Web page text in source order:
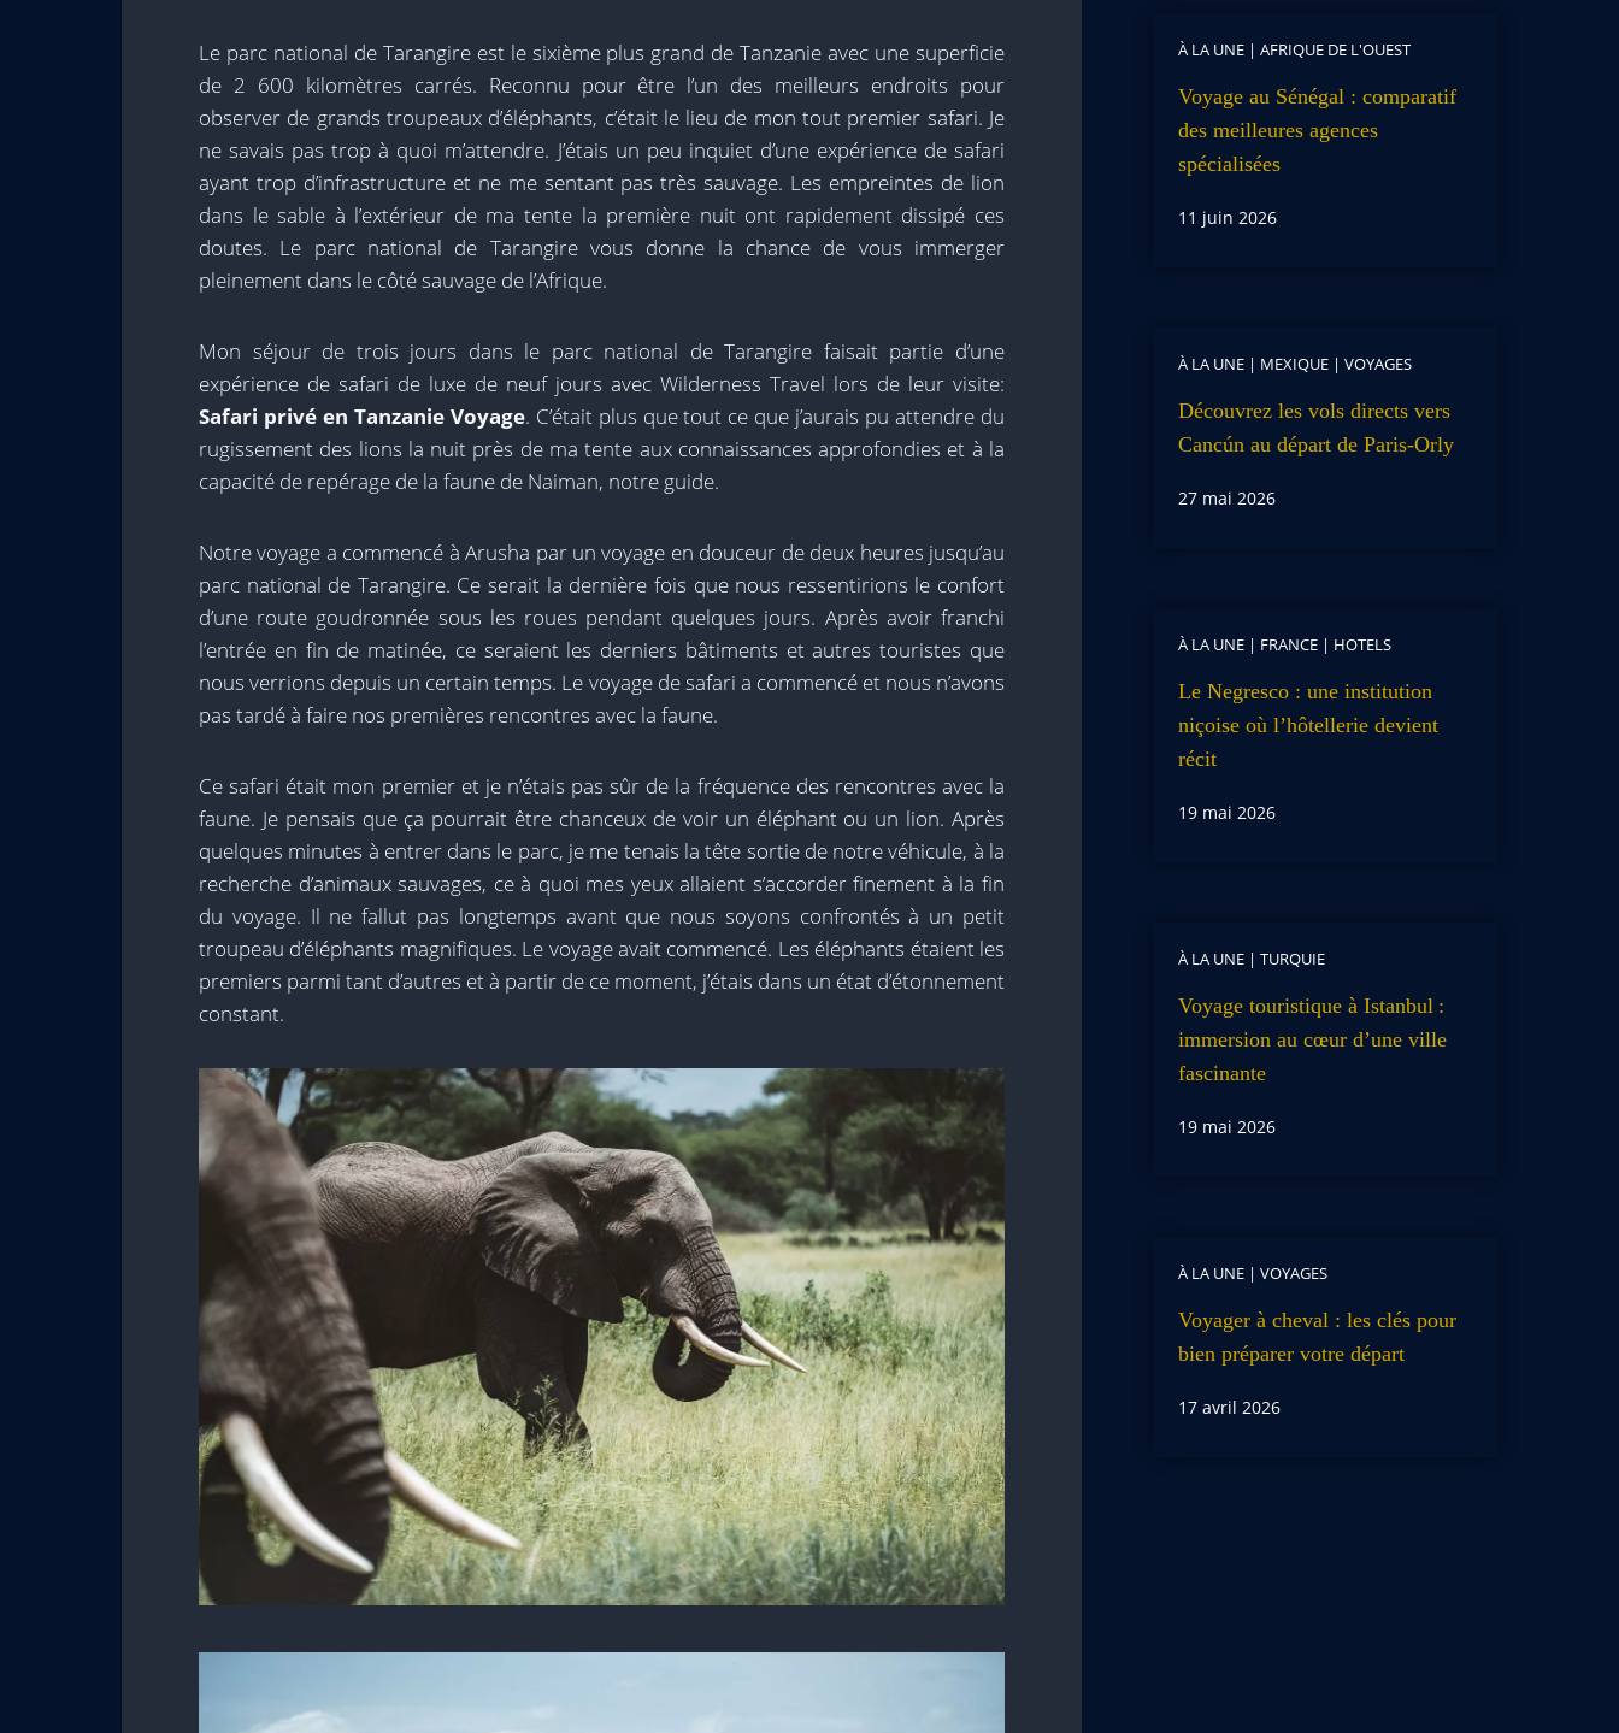
Le parc national de Tarangire est le sixième plus grand de Tanzanie avec une superficie
de 2 600 kilomètres carrés. Reconnu pour être l’un des meilleurs endroits pour
observer de grands troupeaux d’éléphants, c’était le lieu de mon tout premier safari. Je
ne savais pas trop à quoi m’attendre. J’étais un peu inquiet d’une expérience de safari
ayant trop d’infrastructure et ne me sentant pas très sauvage. Les empreintes de lion
dans le sable à l’extérieur de ma tente la première nuit ont rapidement dissipé ces
doutes. Le parc national de Tarangire vous donne la chance de vous immerger
pleinement dans le côté sauvage de l’Afrique.
Mon séjour de trois jours dans le parc national de Tarangire faisait partie d’une
expérience de safari de luxe de neuf jours avec Wilderness Travel lors de leur visite:
Safari privé en Tanzanie Voyage. C’était plus que tout ce que j’aurais pu attendre du
rugissement des lions la nuit près de ma tente aux connaissances approfondies et à la
capacité de repérage de la faune de Naiman, notre guide.
Notre voyage a commencé à Arusha par un voyage en douceur de deux heures jusqu’au
parc national de Tarangire. Ce serait la dernière fois que nous ressentirions le confort
d’une route goudronnée sous les roues pendant quelques jours. Après avoir franchi
l’entrée en fin de matinée, ce seraient les derniers bâtiments et autres touristes que
nous verrions depuis un certain temps. Le voyage de safari a commencé et nous n’avons
pas tardé à faire nos premières rencontres avec la faune.
Ce safari était mon premier et je n’étais pas sûr de la fréquence des rencontres avec la
faune. Je pensais que ça pourrait être chanceux de voir un éléphant ou un lion. Après
quelques minutes à entrer dans le parc, je me tenais la tête sortie de notre véhicule, à la
recherche d’animaux sauvages, ce à quoi mes yeux allaient s’accorder finement à la fin
du voyage. Il ne fallut pas longtemps avant que nous soyons confrontés à un petit
troupeau d’éléphants magnifiques. Le voyage avait commencé. Les éléphants étaient les
premiers parmi tant d’autres et à partir de ce moment, j’étais dans un état d’étonnement
constant.
À LA UNE| AFRIQUE DE L'OUEST
Voyage au Sénégal : comparatif
des meilleures agences
spécialisées
11 juin 2026
À LA UNE| MEXIQUE| VOYAGES
Découvrez les vols directs vers
Cancún au départ de Paris-Orly
27 mai 2026
À LA UNE| FRANCE| HOTELS
Le Negresco : une institution
niçoise où l’hôtellerie devient
récit
19 mai 2026
À LA UNE| TURQUIE
Voyage touristique à Istanbul :
immersion au cœur d’une ville
fascinante
19 mai 2026
À LA UNE| VOYAGES
Voyager à cheval : les clés pour
bien préparer votre départ
17 avril 2026